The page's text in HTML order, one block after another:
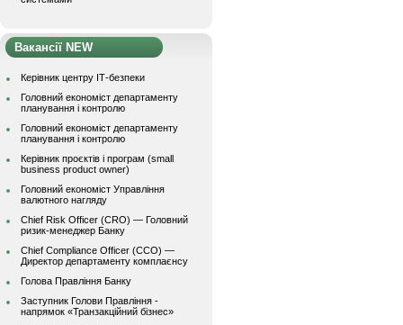
Вакансії NEW
Керівник центру ІТ-безпеки
Головний економіст департаменту
планування і контролю
Головний економіст департаменту
планування і контролю
Керівник проєктів і програм (small
business product owner)
Головний економіст Управління
валютного нагляду
Chief Risk Officer (CRO) — Головний
ризик-менеджер Банку
Chief Compliance Officer (CCO) —
Директор департаменту комплаєнсу
Голова Правління Банку
Заступник Голови Правління -
напрямок «Транзакційний бізнес»